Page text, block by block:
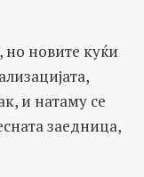
но новите куќи
и натаму се
заедница,